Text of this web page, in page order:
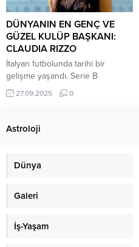
DÜNYANIN EN GENÇ VE
GÜZEL KULÜP BAŞKANI:
CLAUDIA RIZZO
İtalyan futbolunda tarihi bir
gelişme yaşandı. Serie B
ekiplerinden Ternana Calcio’nun
yeni başkanı 23 yaşındaki Claudia
insanı Gianluigi Rizzo, başkanlık
koltuğunu kızına devrederek
adım attı. Ternana’nın 100. yılında
başkanlık görevine getirilen
toplantısında büyük bir gurur...
27.09.2025 0
Astroloji
Dünya
Galeri
İş-Yaşam